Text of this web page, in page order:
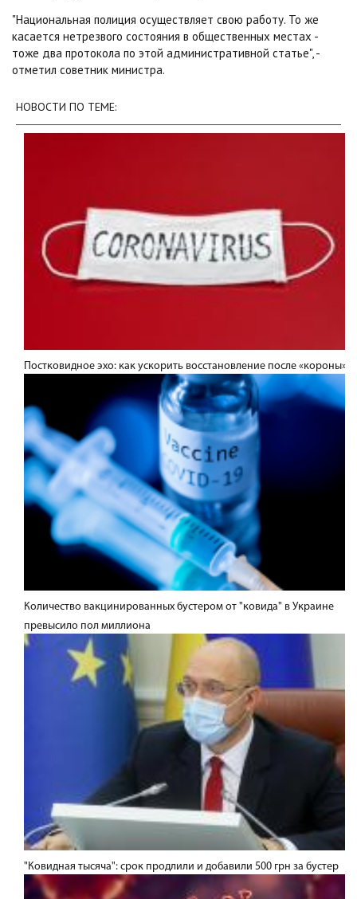
"Национальная полиция осуществляет свою работу. То же
касается нетрезвого состояния в общественных местах -
тоже два протокола по этой административной статье", -
отметил советник министра.
НОВОСТИ ПО ТЕМЕ:
Постковидное эхо: как ускорить восстановление после «короны»
Количество вакцинированных бустером от "ковида" в Украине
превысило пол миллиона
"Ковидная тысяча": срок продлили и добавили 500 грн за бустер